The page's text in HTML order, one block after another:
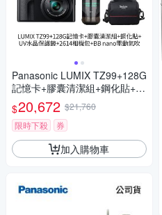
Panasonic LUMIX TZ99+128G
記憶卡+膠囊清潔組+鋼化貼+水
晶保護鏡+2614相機包+NITEC
ORE BB nano 迷你電動氣吹
(公司貨)
$20,672 $21,760
限時下殺
券
加入購物車